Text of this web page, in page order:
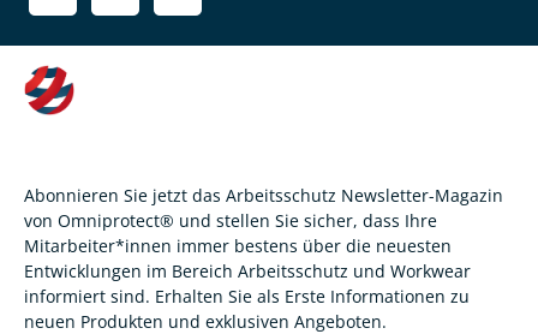
Abonnieren Sie jetzt das Arbeitsschutz Newsletter-Magazin
von Omniprotect® und stellen Sie sicher, dass Ihre
Mitarbeiter*innen immer bestens über die neuesten
Entwicklungen im Bereich Arbeitsschutz und Workwear
informiert sind. Erhalten Sie als Erste Informationen zu
neuen Produkten und exklusiven Angeboten.